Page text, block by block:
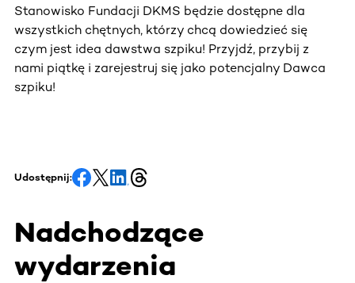
Stanowisko Fundacji DKMS będzie dostępne dla
wszystkich chętnych, którzy chcą dowiedzieć się
czym jest idea dawstwa szpiku! Przyjdź, przybij z
nami piątkę i zarejestruj się jako potencjalny Dawca
szpiku!
Udostępnij:
Nadchodzące
wydarzenia